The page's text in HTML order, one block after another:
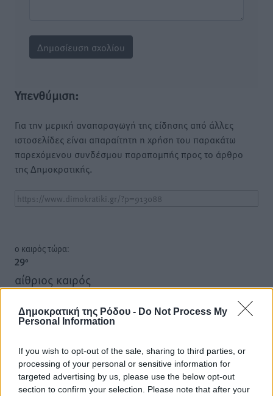
Δημοκρατική της Ρόδου - Do Not Process My
Personal Information
If you wish to opt-out of the sale, sharing to third parties, or
processing of your personal or sensitive information for
targeted advertising by us, please use the below opt-out
section to confirm your selection. Please note that after your
Υπενθύμιση:
Για την μερική αναπαραγωγή της είδησης από άλλες
ιστοσελίδες είναι απαραίτητη η χρήση του παρακάτω
παρεχόμενου συνδέσμου παραπομπής προς το άρθρο
της Δημοκρατικής.
o καιρός τώρα:
29°
αίθριος καιρός
16km/h
Δ-ΝΔ
06:18
20:07
πρόγνωση: